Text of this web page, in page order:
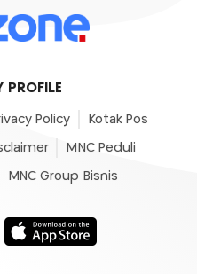
PROFILE
Policy Kotak Pos
MNC Peduli
MNC Group Bisnis